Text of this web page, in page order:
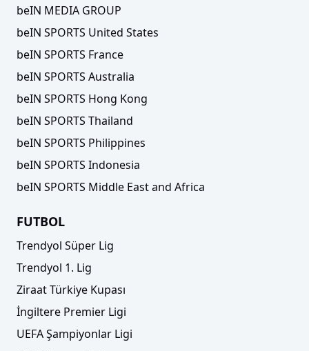
beIN MEDIA GROUP
beIN SPORTS United States
beIN SPORTS France
beIN SPORTS Australia
beIN SPORTS Hong Kong
beIN SPORTS Thailand
beIN SPORTS Philippines
beIN SPORTS Indonesia
beIN SPORTS Middle East and Africa
FUTBOL
Trendyol Süper Lig
Trendyol 1. Lig
Ziraat Türkiye Kupası
İngiltere Premier Ligi
UEFA Şampiyonlar Ligi